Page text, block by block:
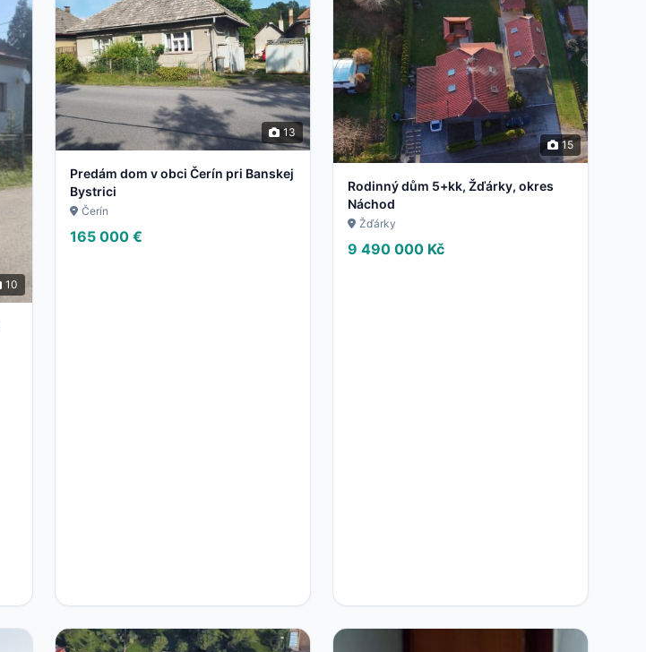
10
13
Predám dom v obci Čerín pri Banskej
Bystrici
Čerín
165 000 €
15
Rodinný dům 5+kk, Žďárky, okres
Náchod
Žďárky
9 490 000 Kč